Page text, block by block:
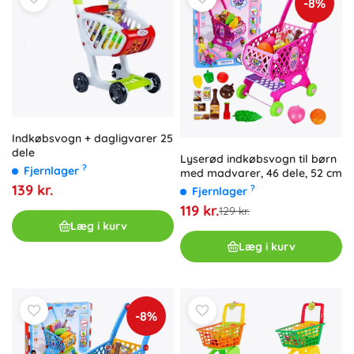
Indkøbsvogn + dagligvarer 25
dele
Fjernlager ?
139 kr.
Læg i kurv
Lyserød indkøbsvogn til børn
med madvarer, 46 dele, 52 cm
Fjernlager ?
119 kr.129 kr.
Læg i kurv
-8%